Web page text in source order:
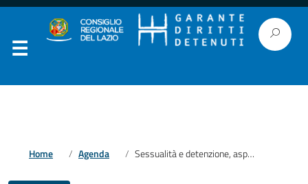
Home Agenda Sessualità e detenzione, aspettando la Corte costituzionale